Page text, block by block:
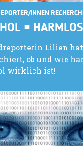
INNEN
=
Lilien hat
ob und wie
wirklich ist!